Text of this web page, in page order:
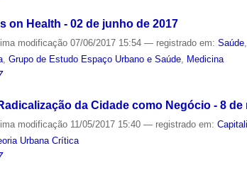
on Health - 02 de junho de 2017
modificação 07/06/2017 15:54— registrado em:Saúde
,Grupo de Estudo Espaço Urbano e Saúde Medicina
da Cidade como Negócio - 8 de
modificação 11/05/2017 15:40— registrado em:
Urbana Crítica